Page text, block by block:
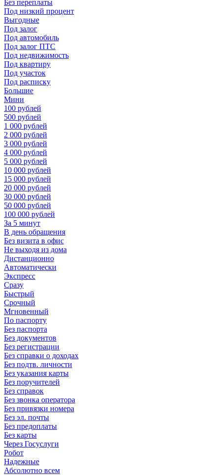
Без переплаты
Под низкий процент
Выгодные
Под залог
Под автомобиль
Под залог ПТС
Под недвижимость
Под квартиру
Под участок
Под расписку
Большие
Мини
100 рублей
500 рублей
1 000 рублей
2 000 рублей
3 000 рублей
4 000 рублей
5 000 рублей
10 000 рублей
15 000 рублей
20 000 рублей
30 000 рублей
50 000 рублей
100 000 рублей
За 5 минут
В день обращения
Без визита в офис
Не выходя из дома
Дистанционно
Автоматически
Экспресс
Сразу
Быстрый
Срочный
Мгновенный
По паспорту
Без паспорта
Без документов
Без регистрации
Без справки о доходах
Без подтв. личности
Без указания карты
Без поручителей
Без справок
Без звонка оператора
Без привязки номера
Без эл. почты
Без предоплаты
Без карты
Через Госуслуги
Робот
Надежные
Абсолютно всем